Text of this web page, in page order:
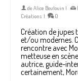
de Alice Boulouin |
Créations | 0
Création de jupes
et/ou modernes.
rencontre avec
metteuse en
autrice, guide-
certainement,